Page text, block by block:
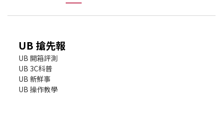
UB 搶先報
UB 開箱評測
UB 3C科普
UB 新鮮事
UB 操作教學